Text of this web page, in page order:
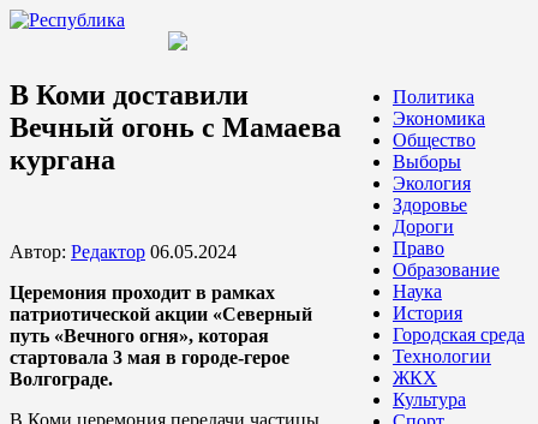
Политика
Экономика
Общество
Выборы
Экология
Здоровье
Дороги
Право
Образование
Наука
История
Городская среда
Технологии
ЖКХ
Культура
В Коми доставили
Вечный огонь с Мамаева
кургана
Автор: Редактор 06.05.2024
Церемония проходит в рамках
патриотической акции «Северный
путь «Вечного огня», которая
стартовала 3 мая в городе-герое
Волгограде.
В Коми церемония передачи частицы